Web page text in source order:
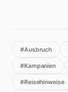
#Ausbruch
#Kampanien
#Reisehinweise